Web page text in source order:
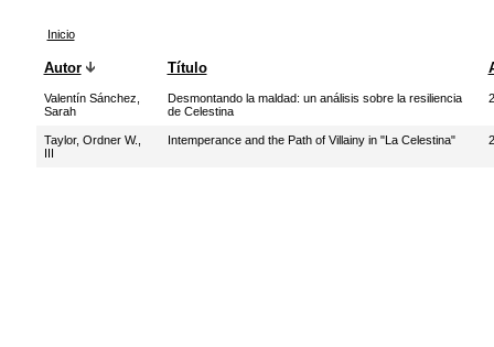
Inicio
Autor Título
Valentín Sánchez,
Sarah
Desmontando la maldad: un análisis sobre la resiliencia
de Celestina
Taylor, Ordner W.,
III
Intemperance and the Path of Villainy in "La Celestina"